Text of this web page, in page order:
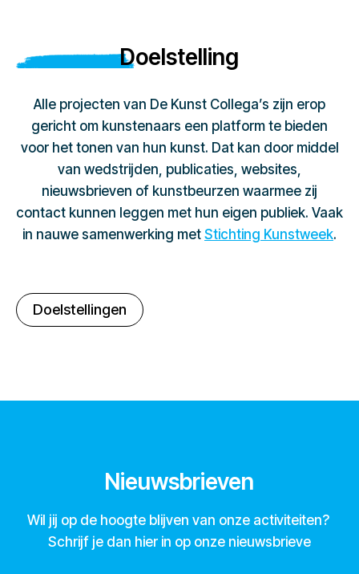
Doelstelling
Alle projecten van De Kunst Collega’s zijn erop
gericht om kunstenaars een platform te bieden
voor het tonen van hun kunst. Dat kan door middel
van wedstrijden, publicaties, websites,
nieuwsbrieven of kunstbeurzen waarmee zij
contact kunnen leggen met hun eigen publiek. Vaak
in nauwe samenwerking met Stichting Kunstweek.
Doelstellingen
Nieuwsbrieven
Wil jij op de hoogte blijven van onze activiteiten?
Schrijf je dan hier in op onze nieuwsbrieve